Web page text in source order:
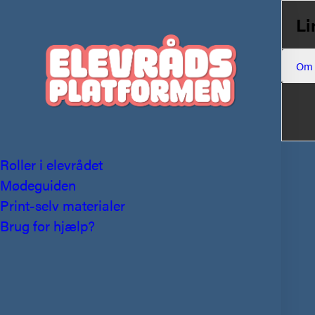
Roller i elevrådet
Mødeguiden
Print-selv materialer
Brug for hjælp?
Om